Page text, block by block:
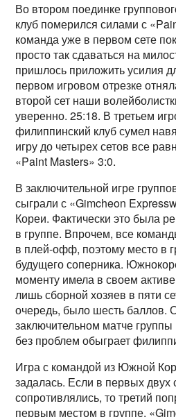
Во втором поединке
клуб померился силами с
команда уже в первом сете
просто так сдаваться на
пришлось приложить усилия
первом игровом отрезке
второй сет наши
уверенно. 25:18. В третьем
филиппинский клуб сумел
игру до четырех сетов все
«Paint Masters» 3:0.
В заключительной игре
сыграли с «Gimcheon
Кореи. Фактически это была
в группе. Впрочем, все
в плей-офф, поэтому место в
будущего соперника.
моменту имела в своем
лишь сборной хозяев в пяти
очередь, было шесть баллов.
заключительном матче
без проблем обыграет
Игра с командой из Южной
задалась. Если в первых двух
сопротивлялись, то третий
первым местом в группе.